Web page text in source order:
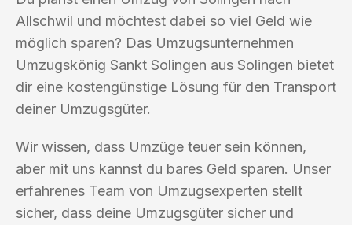
Allschwil und möchtest dabei so viel Geld wie
möglich sparen? Das Umzugsunternehmen
Umzugskönig Sankt Solingen aus Solingen bietet
dir eine kostengünstige Lösung für den Transport
deiner Umzugsgüter.
Wir wissen, dass Umzüge teuer sein können,
aber mit uns kannst du bares Geld sparen. Unser
erfahrenes Team von Umzugsexperten stellt
sicher, dass deine Umzugsgüter sicher und